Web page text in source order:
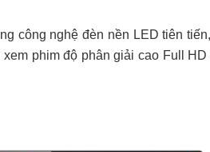
công nghệ đèn nền LED tiên
phim độ phân giải cao Full